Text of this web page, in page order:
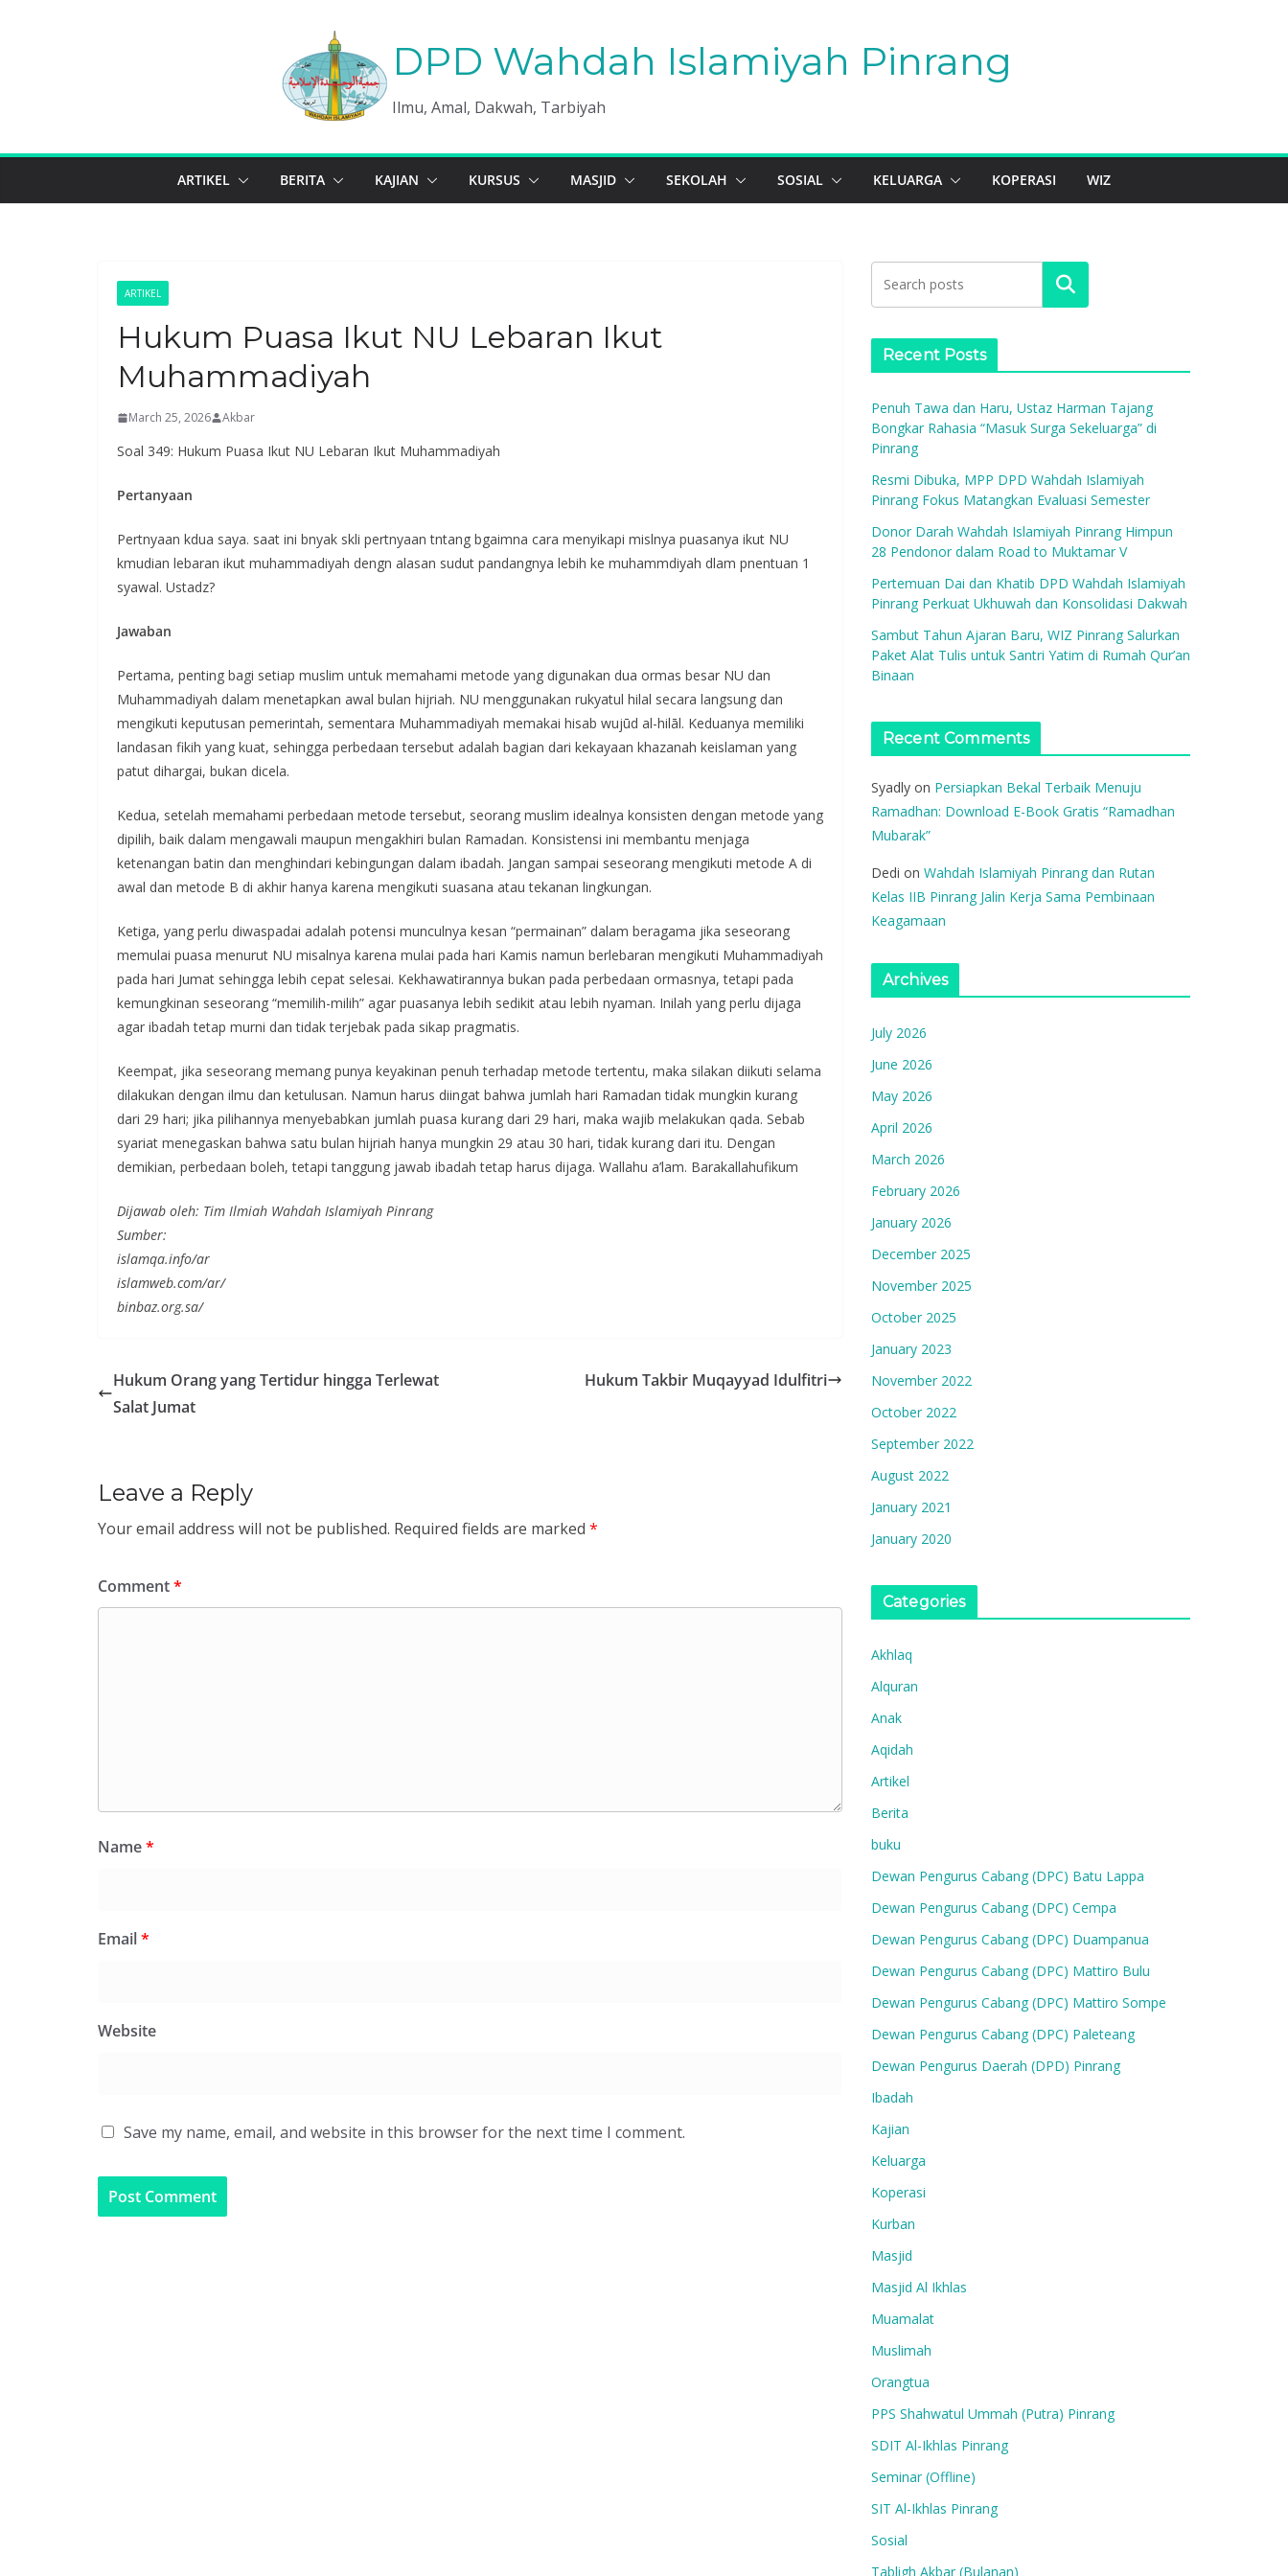
DPD Wahdah Islamiyah Pinrang
Ilmu, Amal, Dakwah, Tarbiyah
ARTIKEL BERITA KAJIAN KURSUS MASJID SEKOLAH SOSIAL KELUARGA KOPERASI WIZ
ARTIKEL
Hukum Puasa Ikut NU Lebaran Ikut
Muhammadiyah
March 25, 2026 Akbar
Soal 349: Hukum Puasa Ikut NU Lebaran Ikut Muhammadiyah
Pertanyaan
Pertnyaan kdua saya. saat ini bnyak skli pertnyaan tntang bgaimna cara menyikapi mislnya puasanya ikut NU
kmudian lebaran ikut muhammadiyah dengn alasan sudut pandangnya lebih ke muhammdiyah dlam pnentuan 1
syawal. Ustadz?
Jawaban
Pertama, penting bagi setiap muslim untuk memahami metode yang digunakan dua ormas besar NU dan
Muhammadiyah dalam menetapkan awal bulan hijriah. NU menggunakan rukyatul hilal secara langsung dan
mengikuti keputusan pemerintah, sementara Muhammadiyah memakai hisab wujūd al-hilāl. Keduanya memiliki
landasan fikih yang kuat, sehingga perbedaan tersebut adalah bagian dari kekayaan khazanah keislaman yang
patut dihargai, bukan dicela.
Kedua, setelah memahami perbedaan metode tersebut, seorang muslim idealnya konsisten dengan metode yang
dipilih, baik dalam mengawali maupun mengakhiri bulan Ramadan. Konsistensi ini membantu menjaga
ketenangan batin dan menghindari kebingungan dalam ibadah. Jangan sampai seseorang mengikuti metode A di
awal dan metode B di akhir hanya karena mengikuti suasana atau tekanan lingkungan.
Ketiga, yang perlu diwaspadai adalah potensi munculnya kesan “permainan” dalam beragama jika seseorang
memulai puasa menurut NU misalnya karena mulai pada hari Kamis namun berlebaran mengikuti Muhammadiyah
pada hari Jumat sehingga lebih cepat selesai. Kekhawatirannya bukan pada perbedaan ormasnya, tetapi pada
kemungkinan seseorang “memilih-milih” agar puasanya lebih sedikit atau lebih nyaman. Inilah yang perlu dijaga
agar ibadah tetap murni dan tidak terjebak pada sikap pragmatis.
Keempat, jika seseorang memang punya keyakinan penuh terhadap metode tertentu, maka silakan diikuti selama
dilakukan dengan ilmu dan ketulusan. Namun harus diingat bahwa jumlah hari Ramadan tidak mungkin kurang
dari 29 hari; jika pilihannya menyebabkan jumlah puasa kurang dari 29 hari, maka wajib melakukan qada. Sebab
syariat menegaskan bahwa satu bulan hijriah hanya mungkin 29 atau 30 hari, tidak kurang dari itu. Dengan
demikian, perbedaan boleh, tetapi tanggung jawab ibadah tetap harus dijaga. Wallahu a’lam. Barakallahufikum
Dijawab oleh: Tim Ilmiah Wahdah Islamiyah Pinrang
Sumber:
islamqa.info/ar
islamweb.com/ar/
binbaz.org.sa/
Hukum Orang yang Tertidur hingga Terlewat
Salat Jumat
Hukum Takbir Muqayyad Idulfitri
Leave a Reply
Your email address will not be published. Required fields are marked *
Comment*
Name*
Email*
Website
Save my name, email, and website in this browser for the next time I comment.
Search
Recent Posts
Penuh Tawa dan Haru, Ustaz Harman Tajang
Bongkar Rahasia “Masuk Surga Sekeluarga” di
Pinrang
Resmi Dibuka, MPP DPD Wahdah Islamiyah
Pinrang Fokus Matangkan Evaluasi Semester
Donor Darah Wahdah Islamiyah Pinrang Himpun
28 Pendonor dalam Road to Muktamar V
Pertemuan Dai dan Khatib DPD Wahdah Islamiyah
Pinrang Perkuat Ukhuwah dan Konsolidasi Dakwah
Sambut Tahun Ajaran Baru, WIZ Pinrang Salurkan
Paket Alat Tulis untuk Santri Yatim di Rumah Qur’an
Binaan
Recent Comments
Syadly on Persiapkan Bekal Terbaik Menuju
Ramadhan: Download E-Book Gratis “Ramadhan
Mubarak”
Dedi on Wahdah Islamiyah Pinrang dan Rutan
Kelas IIB Pinrang Jalin Kerja Sama Pembinaan
Keagamaan
Archives
July 2026
June 2026
May 2026
April 2026
March 2026
February 2026
January 2026
December 2025
November 2025
October 2025
January 2023
November 2022
October 2022
September 2022
August 2022
January 2021
January 2020
Categories
Akhlaq
Alquran
Anak
Aqidah
Artikel
Berita
buku
Dewan Pengurus Cabang (DPC) Batu Lappa
Dewan Pengurus Cabang (DPC) Cempa
Dewan Pengurus Cabang (DPC) Duampanua
Dewan Pengurus Cabang (DPC) Mattiro Bulu
Dewan Pengurus Cabang (DPC) Mattiro Sompe
Dewan Pengurus Cabang (DPC) Paleteang
Dewan Pengurus Daerah (DPD) Pinrang
Ibadah
Kajian
Keluarga
Koperasi
Kurban
Masjid
Masjid Al Ikhlas
Muamalat
Muslimah
Orangtua
PPS Shahwatul Ummah (Putra) Pinrang
SDIT Al-Ikhlas Pinrang
Seminar (Offline)
SIT Al-Ikhlas Pinrang
Sosial
Tabligh Akbar (Bulanan)